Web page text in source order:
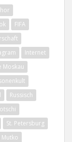
FIFA
Internet
Moskau
Russisch
St. Petersburg